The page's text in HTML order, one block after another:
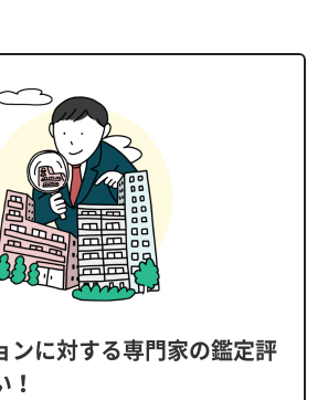
ンに対する専門家の鑑定評